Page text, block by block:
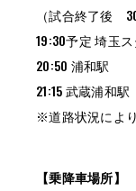
（試合終了後
19:30予定 埼玉
20:50 浦和駅
21:15 武蔵浦和駅
※道路状況によ
【乗降車場所】